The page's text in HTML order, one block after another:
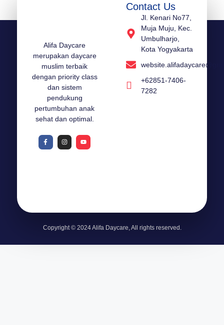
Alifa Daycare
merupakan daycare
muslim terbaik
dengan priority class
dan sistem
pendukung
pertumbuhan anak
sehat dan optimal.
Contact Us
Jl. Kenari No77,
Muja Muju, Kec.
Umbulharjo,
Kota Yogyakarta
+62851-7406-
7282
Copyright © 2024 Alifa Daycare, All rights reserved.